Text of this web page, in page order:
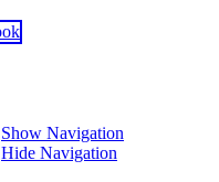
Show Navigation
Hide Navigation